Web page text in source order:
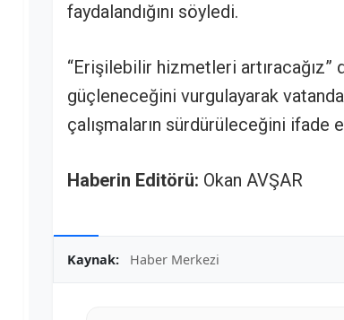
faydalandığını söyledi.
“Erişilebilir hizmetleri artıracağız”
güçleneceğini vurgulayarak
çalışmaların sürdürüleceğini ifade
Haberin Editörü: Okan AVŞAR
Kaynak: Haber Merkezi